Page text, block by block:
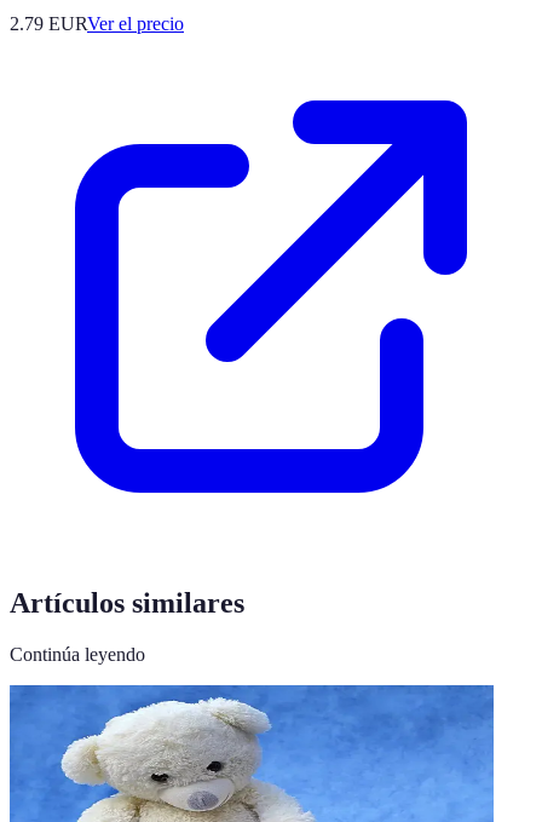
2.79 EURVer el precio
Artículos similares
Continúa leyendo